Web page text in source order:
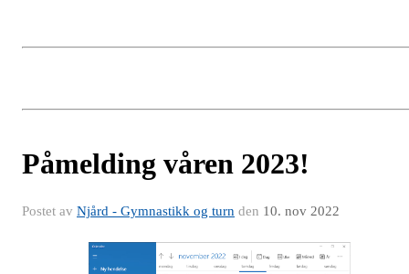
Påmelding våren 2023!
Postet av Njård - Gymnastikk og turn den 10. nov 2022